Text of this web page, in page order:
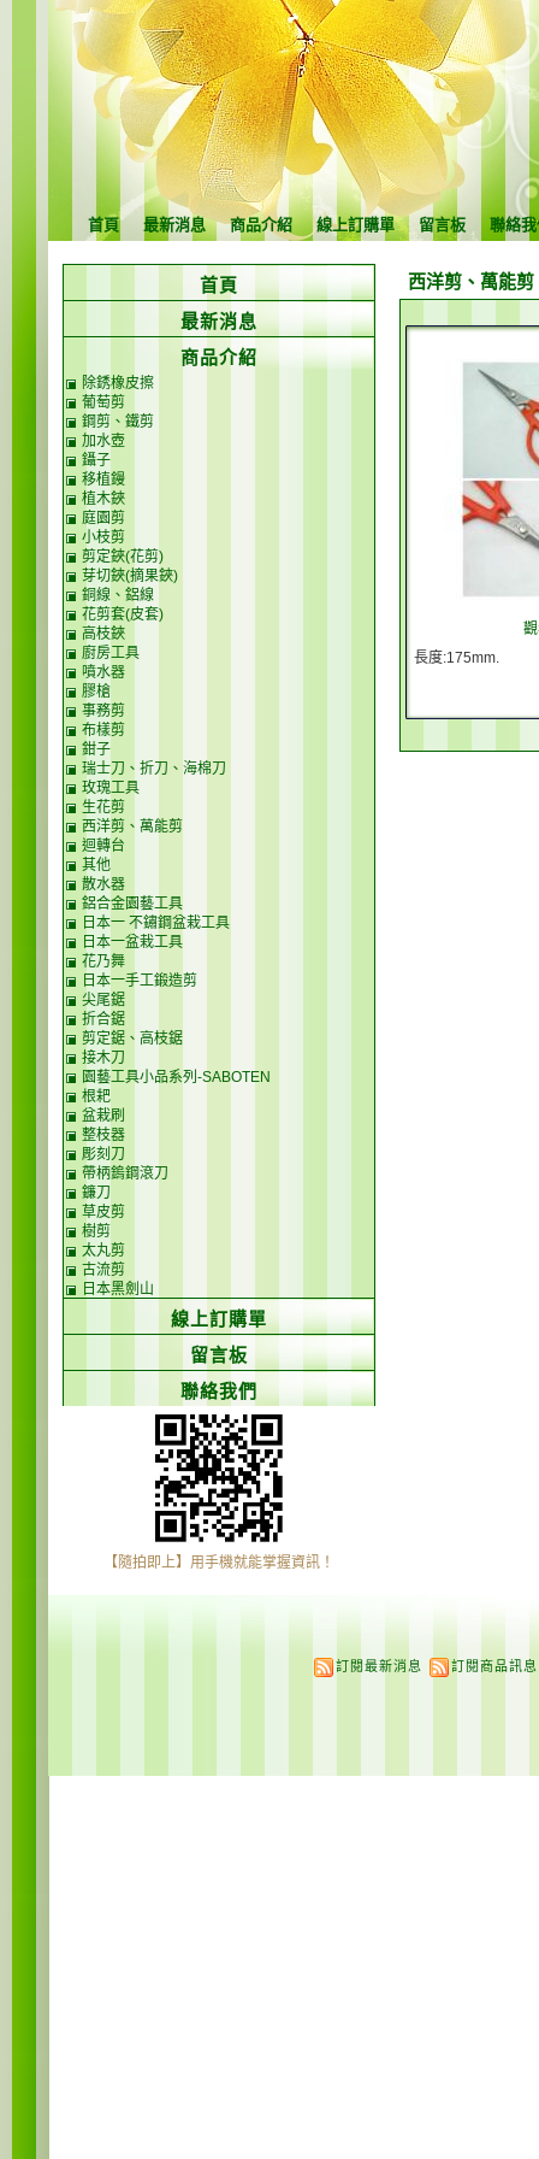
首頁 最新消息 商品介紹 線上訂購單 留言板 聯絡
西洋剪、萬能剪
長度:175mm.
首頁
最新消息
商品介紹
除銹橡皮擦
葡萄剪
鋼剪、鐵剪
加水壺
鑷子
移植鏝
植木鋏
庭園剪
小枝剪
剪定鋏(花剪)
芽切鋏(摘果鋏)
銅線、鋁線
花剪套(皮套)
高枝鋏
廚房工具
噴水器
膠槍
事務剪
布樣剪
鉗子
瑞士刀、折刀、海棉刀
玫瑰工具
生花剪
西洋剪、萬能剪
迴轉台
其他
散水器
鋁合金園藝工具
日本一 不鏽鋼盆栽工具
日本一盆栽工具
花乃舞
日本一手工鍛造剪
尖尾鋸
折合鋸
剪定鋸、高枝鋸
接木刀
園藝工具小品系列-SABOTEN
根耙
盆栽刷
整枝器
彫刻刀
帶柄鎢鋼滾刀
鐮刀
草皮剪
樹剪
太丸剪
古流剪
日本黑劍山
線上訂購單
留言板
聯絡我們
【隨拍即上】用手機就能掌握資訊！
訂閱最新消息 訂閱商品訊息